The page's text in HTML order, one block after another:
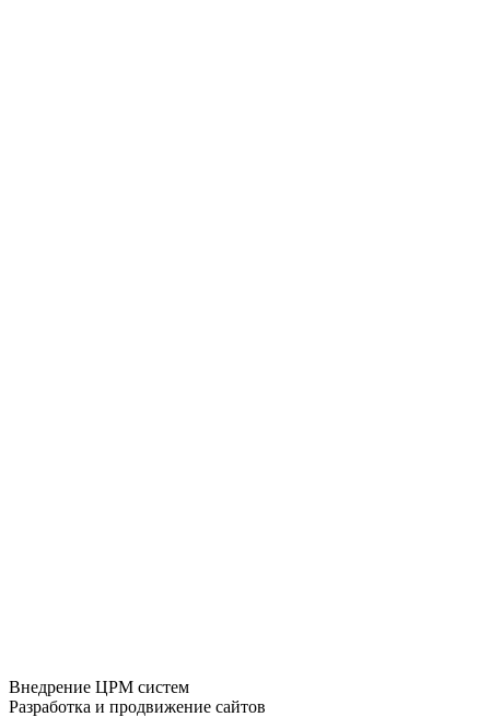
Внедрение ЦРМ систем
Разработка и продвижение сайтов